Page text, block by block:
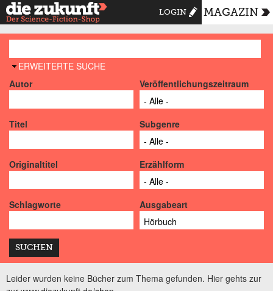
LOGIN MAGAZIN
AUSBLENDEN
ERWEITERTE SUCHE
Autor
Veröffentlichungszeitraum
Titel Subgenre
Originaltitel Erzählform
Schlagworte Ausgabeart
Leider wurden keine Bücher zum Thema gefunden. Hier gehts zur